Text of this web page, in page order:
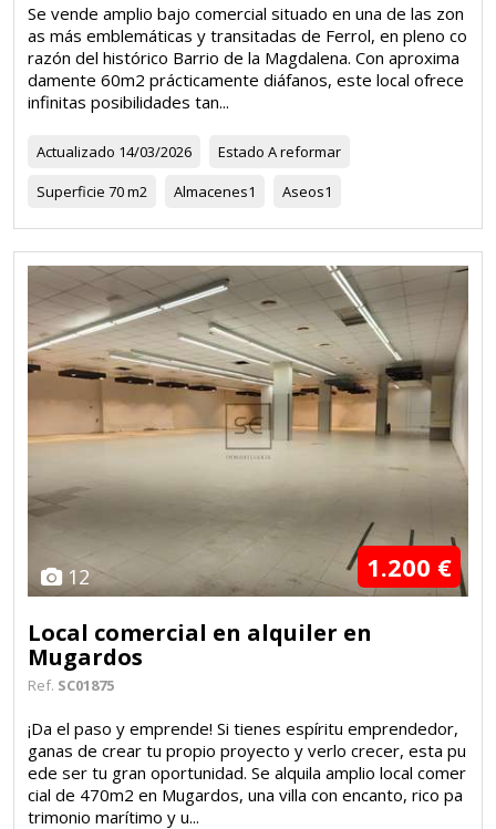
Se vende amplio bajo comercial situado en una de las zon
as más emblemáticas y transitadas de Ferrol, en pleno co
razón del histórico Barrio de la Magdalena. Con aproxima
damente 60m2 prácticamente diáfanos, este local ofrece
infinitas posibilidades tan...
Actualizado 14/03/2026 Estado A reformar
Superficie 70 m2 Almacenes1 Aseos1
12 1.200 €
Local comercial en alquiler en
Mugardos
Ref. SC01875
¡Da el paso y emprende! Si tienes espíritu emprendedor,
ganas de crear tu propio proyecto y verlo crecer, esta pu
ede ser tu gran oportunidad. Se alquila amplio local comer
cial de 470m2 en Mugardos, una villa con encanto, rico pa
trimonio marítimo y u...